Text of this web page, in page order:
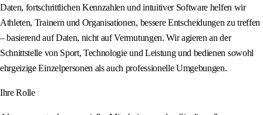
Daten, fortschrittlichen Kennzahlen und intuitiver Software helfen wir
Athleten, Trainern und Organisationen, bessere Entscheidungen zu treffen
– basierend auf Daten, nicht auf Vermutungen. Wir agieren an der
Schnittstelle von Sport, Technologie und Leistung und bedienen sowohl
ehrgeizige Einzelpersonen als auch professionelle Umgebungen.
Ihre Rolle